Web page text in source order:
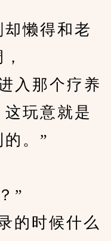
懒得和老
那个疗养
玩意就是
。”
”
时候什么